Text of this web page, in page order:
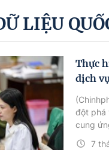
LIỆU
Thực
dịch
7
đột phá
cung